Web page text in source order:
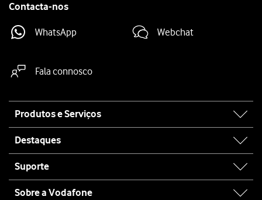
Contacta-nos
WhatsApp Webchat
Fala connosco
map
Produtos e Serviços
Destaques
Suporte
Sobre a Vodafone